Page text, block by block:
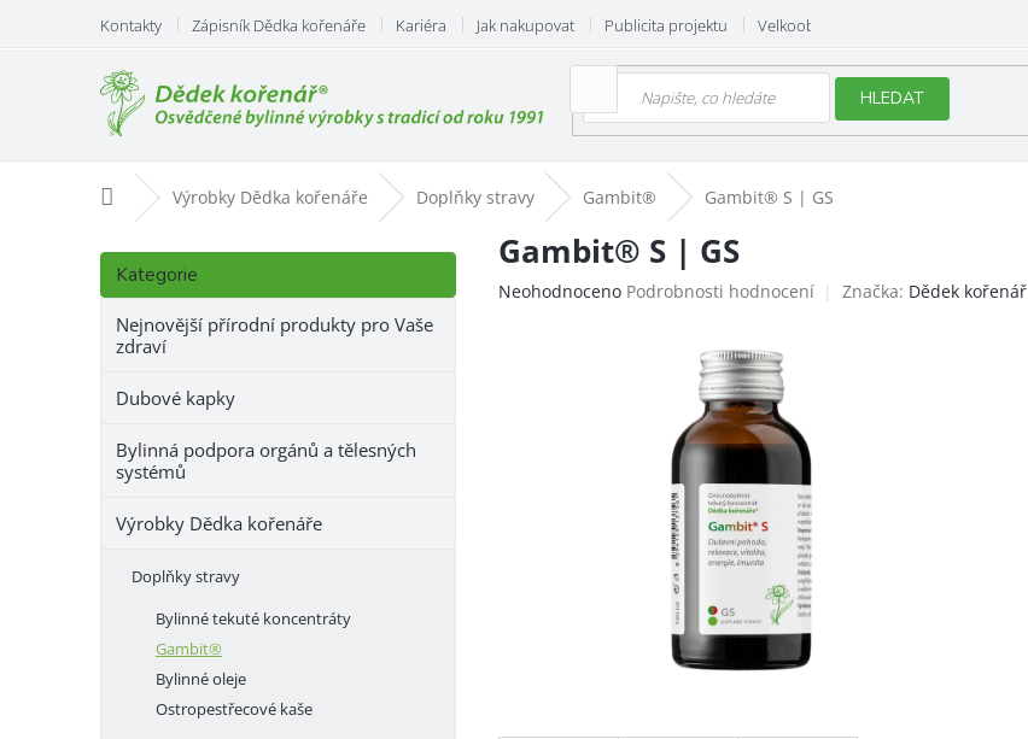
obsah
Kontakty Zápisník Dědka kořenáře Kariéra Jak nakupovat Publicita projektu Velkoobchod
HLEDAT
Domů Výrobky Dědka kořenáře Doplňky stravy Gambit® Gambit® S | GS
P
s
Přeskočit
kategorie
Kategorie
Nejnovější přírodní produkty pro Vaše
zdraví
Dubové kapky
Bylinná podpora orgánů a tělesných
systémů
Výrobky Dědka kořenáře
Doplňky stravy
Bylinné tekuté koncentráty
Gambit®
Bylinné oleje
Ostropestřecové kaše
Gambit® S | GS
Průměrné
Neohodnoceno Podrobnosti hodnocení Značka: Dědek kořenář